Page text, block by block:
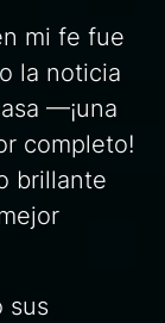
mi fe fue
la noticia
—¡una
completo!
brillante
sus